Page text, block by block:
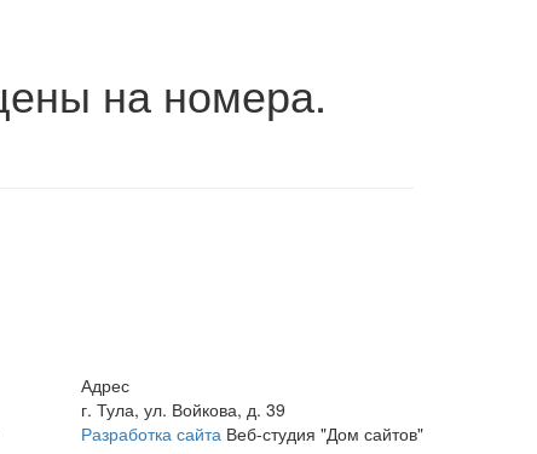
на номера.
Адрес
г. Тула, ул. Войкова, д. 39
Разработка сайта Веб-студия "Дом сайтов"